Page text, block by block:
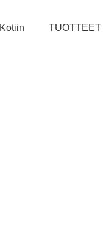
Kotiin TUOTTEET